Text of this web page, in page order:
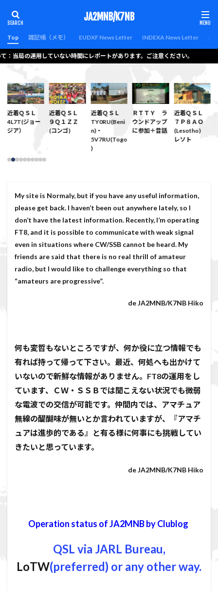
JA2MNB/K7NB
Top 雑記帳（メモ） EUDXF News Letter INDEXA News Letter
局の運用していない時間にレポートがあります。ご注意ください。
近着ＱＳＬ
4L7T(ジョー
ジア）
近着ＱＳＬ
９Ｑ１ＺＺ
(コンゴ)
近着ＱＳＬ
TY0RU(Beni
n)・
5V7RU(Togo
)
ＲＴＴＹ ラ
ウンドアップ
に参加＋昔話
近着ＱＳＬ
７Ｐ８ＡＯ
(Lesotho)
レソト
My site is Normaly, but if you have any useful information,
please get back. I haven’t been out anywhere lately, so I
don’t have the latest information. Recently, I’m operating
FT8, and it is possible to communicate with weak signal
even in situations where CW/SSB cannot be heard. My
friends are said that there is no real thrill of amateur
radio, but I would like to challenge everything so that
“amateurs are progressive”.
de JA2MNB/K7NB Hiko
何も変哲もないところですが、何か役に立つ情報でも
有れば持って帰って下さい。最近、何処へも出かけて
いないので新鮮な情報がありません。FT8の運用をし
ています、ＣＷ・ＳＳＢでは聞こえない状況でも微弱
な電波での交信が可能です。仲間内では、アマチュア
無線の醍醐味が無いとか言われていますが、『アマチ
ュアは進歩的である』と有る様に何事にも挑戦してい
きたいと思っています。
de JA2MNB/K7NB Hiko
Operation status of JA2MNB by Clublog
QSL via JARL Bureau,
LoTW(preferred) or any other way.
検索